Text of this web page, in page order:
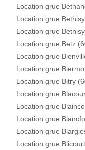
Location grue
Location grue
Location grue
Location grue Betz
Location grue
Location grue
Location grue Bitry
Location grue
Location grue
Location grue
Location grue
Location grue